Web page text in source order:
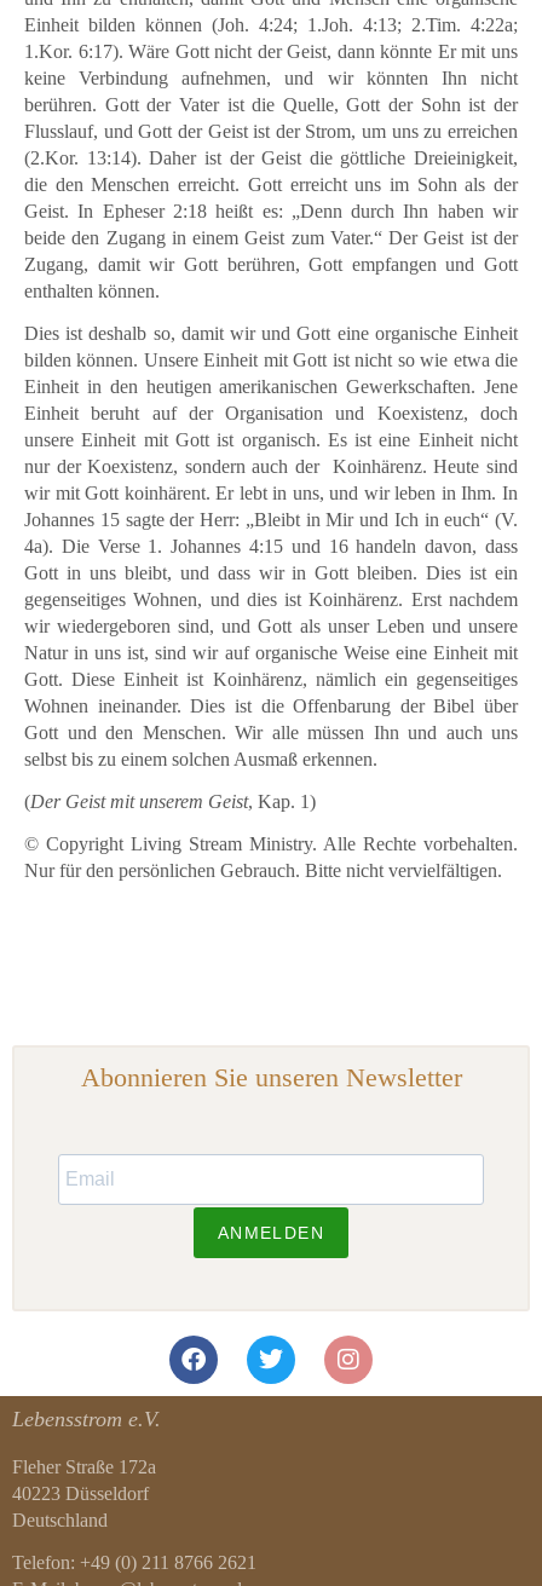
Einheit bilden können (Joh. 4:24; 1.Joh. 4:13; 2.Tim. 4:22a;
1.Kor. 6:17). Wäre Gott nicht der Geist, dann könnte Er mit uns
keine Verbindung aufnehmen, und wir könnten Ihn nicht
berühren. Gott der Vater ist die Quelle, Gott der Sohn ist der
Flusslauf, und Gott der Geist ist der Strom, um uns zu erreichen
(2.Kor. 13:14). Daher ist der Geist die göttliche Dreieinigkeit,
die den Menschen erreicht. Gott erreicht uns im Sohn als der
Geist. In Epheser 2:18 heißt es: „Denn durch Ihn haben wir
beide den Zugang in einem Geist zum Vater.“ Der Geist ist der
Zugang, damit wir Gott berühren, Gott empfangen und Gott
enthalten können.
Dies ist deshalb so, damit wir und Gott eine organische Einheit
bilden können. Unsere Einheit mit Gott ist nicht so wie etwa die
Einheit in den heutigen amerikanischen Gewerkschaften. Jene
Einheit beruht auf der Organisation und Koexistenz, doch
unsere Einheit mit Gott ist organisch. Es ist eine Einheit nicht
nur der Koexistenz, sondern auch der Koinhärenz. Heute sind
wir mit Gott koinhärent. Er lebt in uns, und wir leben in Ihm. In
Johannes 15 sagte der Herr: „Bleibt in Mir und Ich in euch“ (V.
4a). Die Verse 1. Johannes 4:15 und 16 handeln davon, dass
Gott in uns bleibt, und dass wir in Gott bleiben. Dies ist ein
gegenseitiges Wohnen, und dies ist Koinhärenz. Erst nachdem
wir wiedergeboren sind, und Gott als unser Leben und unsere
Natur in uns ist, sind wir auf organische Weise eine Einheit mit
Gott. Diese Einheit ist Koinhärenz, nämlich ein gegenseitiges
Wohnen ineinander. Dies ist die Offenbarung der Bibel über
Gott und den Menschen. Wir alle müssen Ihn und auch uns
selbst bis zu einem solchen Ausmaß erkennen.
(Der Geist mit unserem Geist, Kap. 1)
© Copyright Living Stream Ministry. Alle Rechte vorbehalten.
Nur für den persönlichen Gebrauch. Bitte nicht vervielfältigen.
Abonnieren Sie unseren Newsletter
ANMELDEN
Lebensstrom e.V.
Fleher Straße 172a
40223 Düsseldorf
Deutschland
Telefon: +49 (0) 211 8766 2621